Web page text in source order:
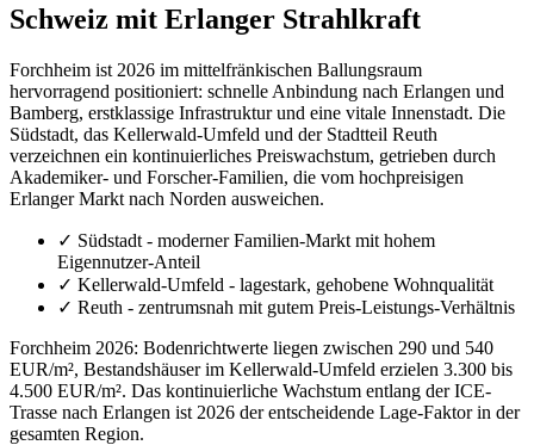
Schweiz mit Erlanger Strahlkraft
Forchheim ist 2026 im mittelfränkischen Ballungsraum
hervorragend positioniert: schnelle Anbindung nach Erlangen und
Bamberg, erstklassige Infrastruktur und eine vitale Innenstadt. Die
Südstadt, das Kellerwald-Umfeld und der Stadtteil Reuth
verzeichnen ein kontinuierliches Preiswachstum, getrieben durch
Akademiker- und Forscher-Familien, die vom hochpreisigen
Erlanger Markt nach Norden ausweichen.
✓ Südstadt - moderner Familien-Markt mit hohem
Eigennutzer-Anteil
✓ Kellerwald-Umfeld - lagestark, gehobene Wohnqualität
✓ Reuth - zentrumsnah mit gutem Preis-Leistungs-Verhältnis
Forchheim 2026: Bodenrichtwerte liegen zwischen 290 und 540
EUR/m², Bestandshäuser im Kellerwald-Umfeld erzielen 3.300 bis
4.500 EUR/m². Das kontinuierliche Wachstum entlang der ICE-
Trasse nach Erlangen ist 2026 der entscheidende Lage-Faktor in der
gesamten Region.